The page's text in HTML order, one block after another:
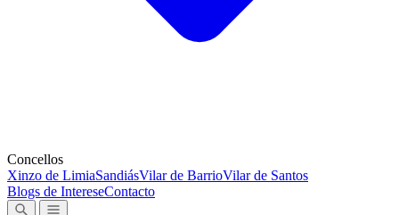
Concellos
Xinzo de LimiaSandiásVilar de BarrioVilar de Santos
Blogs de IntereseContacto